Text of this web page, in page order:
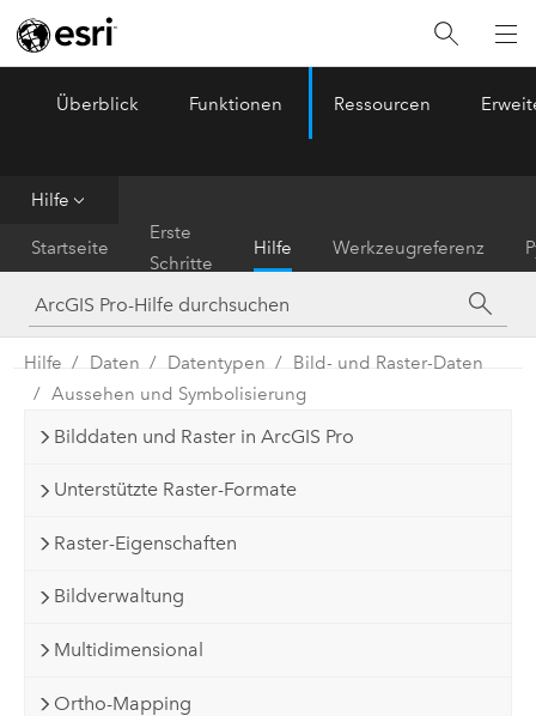
ArcGIS Pro
Überblick Funktionen Ressourcen
Hilfe
Startseite
Erste
Schritte
Hilfe Werkzeugreferenz
Hilfe Daten Datentypen
Bild- und Raster-Daten
Aussehen und Symbolisierung
Bilddaten und Raster in ArcGIS Pro
Unterstützte Raster-Formate
Raster-Eigenschaften
Bildverwaltung
Multidimensional
Ortho-Mapping